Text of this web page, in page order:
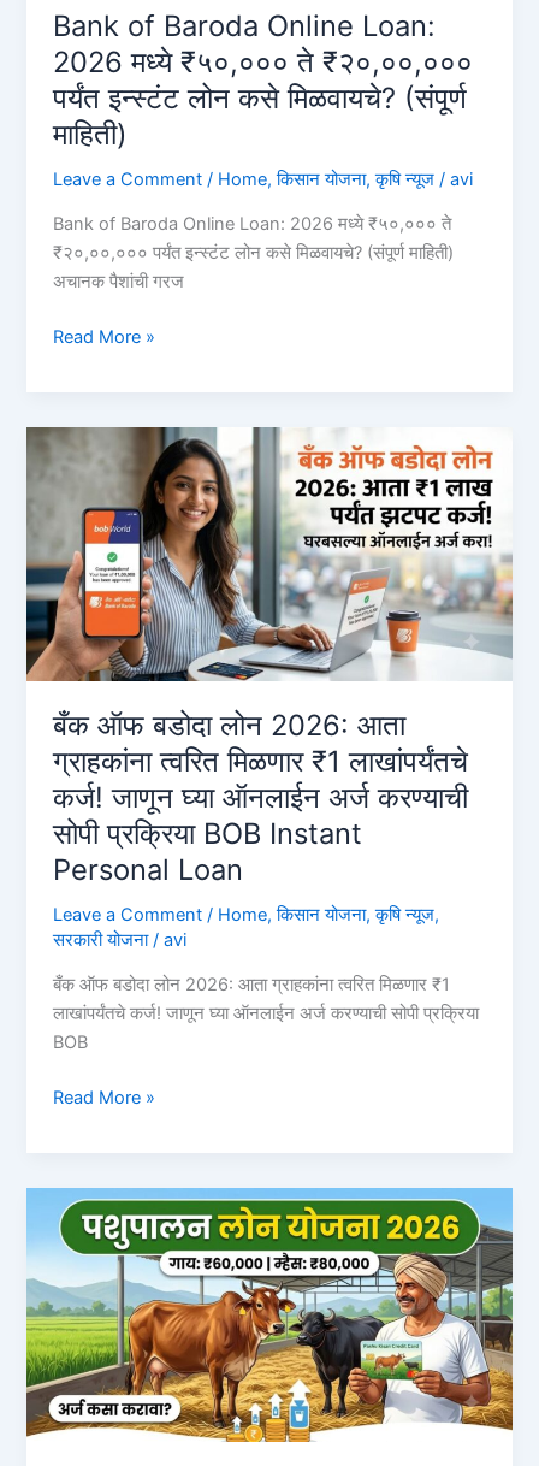
Loan
on
Aadhar
Card
Bank of Baroda Online Loan:
2026 मध्ये ₹५०,००० ते ₹२०,००,०००
पर्यंत इन्स्टंट लोन कसे मिळवायचे? (संपूर्ण
माहिती)
Leave a Comment / Home,किसान योजना,कृषि न्यूज /avi
Bank of Baroda Online Loan: 2026 मध्ये ₹५०,००० ते
₹२०,००,००० पर्यंत इन्स्टंट लोन कसे मिळवायचे? (संपूर्ण माहिती)
अचानक पैशांची गरज
Bank
Online
Loan:
₹५०,०००
ते
₹२०,००,०००
पर्यंत
इन्स्टंट
लोन
कसे
मिळवायचे?
(संपूर्ण
माहिती)
Read More »
बँक ऑफ बडोदा लोन 2026: आता
ग्राहकांना त्वरित मिळणार ₹1 लाखांपर्यंतचे
कर्ज! जाणून घ्या ऑनलाईन अर्ज करण्याची
सोपी प्रक्रिया BOB Instant
Personal Loan
Leave a Comment / Home,किसान योजना,कृषि न्यूज,
सरकारी योजना/avi
बँक ऑफ बडोदा लोन 2026: आता ग्राहकांना त्वरित मिळणार ₹1
लाखांपर्यंतचे कर्ज! जाणून घ्या ऑनलाईन अर्ज करण्याची सोपी प्रक्रिया
BOB
बँक
लोन
2026:
आता
ग्राहकांना
त्वरित
मिळणार
₹1
लाखांपर्यंतचे
कर्ज!
Read More »